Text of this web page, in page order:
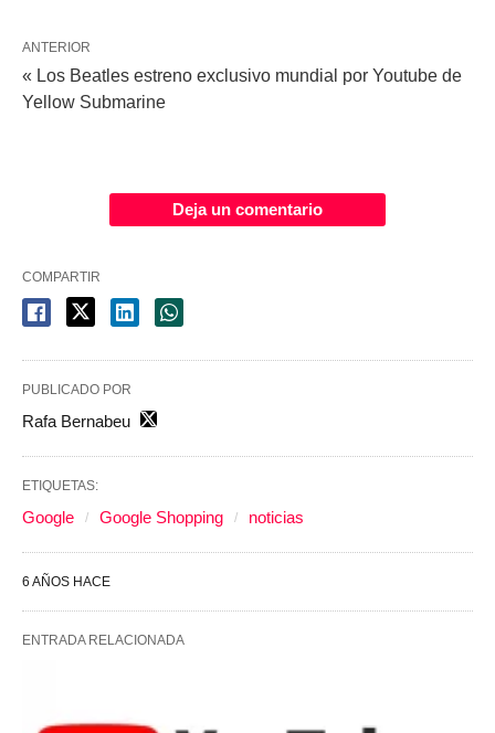
ANTERIOR
« Los Beatles estreno exclusivo mundial por Youtube de
Yellow Submarine
Deja un comentario
COMPARTIR
PUBLICADO POR
Rafa Bernabeu
ETIQUETAS:
Google Google Shopping noticias
6 AÑOS HACE
ENTRADA RELACIONADA